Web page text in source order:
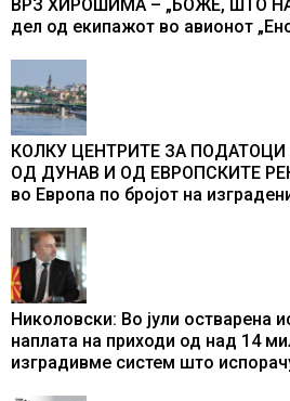
ВРЗ ХИРОШИМА – „БОЖЕ, ШТО
дел од екипажот во авионот
промени текот на историјата
КОЛКУ ЦЕНТРИТЕ ЗА ПОДАТОЦИ
ОД ДУНАВ И ОД ЕВРОПСКИТЕ
во Европа по бројот на
Николовски: Во јули остварена
наплата на приходи од над 14
изградивме систем што